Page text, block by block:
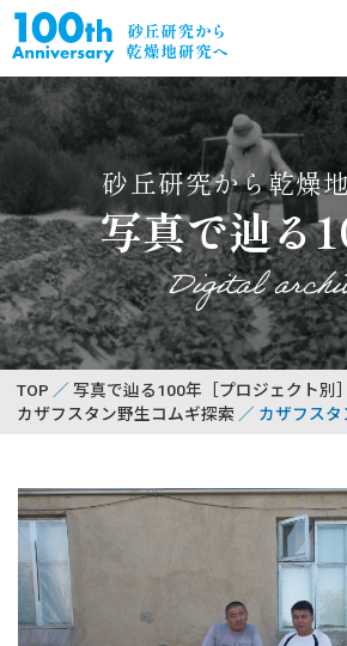
砂丘研究から乾燥
写真で辿る
Digital
TOP
写真で辿る100年［プロジェクト別］
カザフスタン野生コムギ探索
カザフスタ